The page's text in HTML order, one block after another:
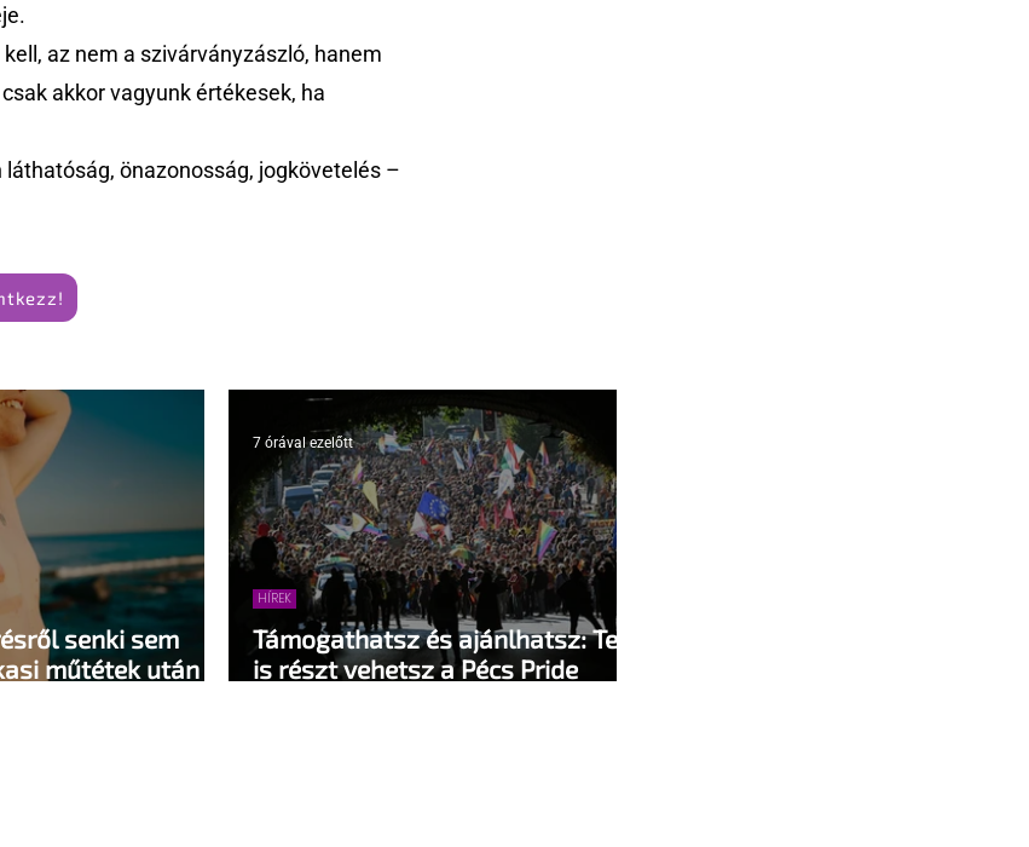
az nem a szivárványzászló, hanem
akkor vagyunk értékesek, ha
láthatóság, önazonosság, jogkövetelés –
senki sem
műtétek után -
Támogathatsz és ajánlhatsz: Te
is részt vehetsz a Pécs Pride
HÍREK
7 órával ezelőtt